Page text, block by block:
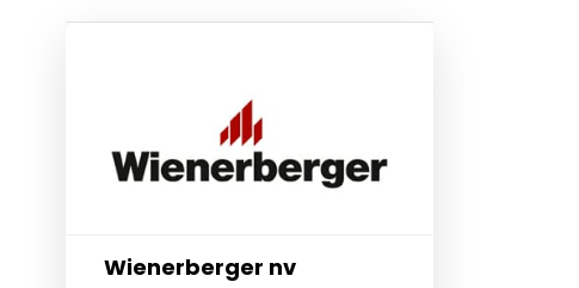
Wienerberger nv